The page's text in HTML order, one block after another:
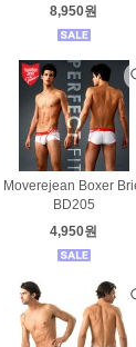
8,950원
Moverejean Boxer
BD205
4,950원